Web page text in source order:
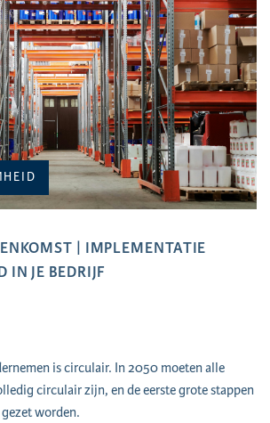
| IMPLEMENTATIE
JE BEDRIJF
is circulair. In 2050 moeten alle
circulair zijn, en de eerste grote stappen
worden.